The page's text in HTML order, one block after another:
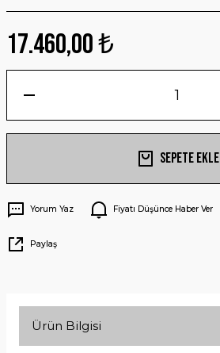
17.460,00 ₺
Sepete Ekle
Yorum Yaz Fiyatı Düşünce Haber Ver
Paylaş
Ürün Bilgisi